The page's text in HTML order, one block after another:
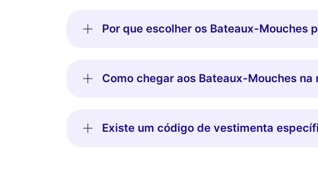
Por que escolher os Bateaux-Mouches
Como chegar aos Bateaux-Mouches na
Existe um código de vestimenta